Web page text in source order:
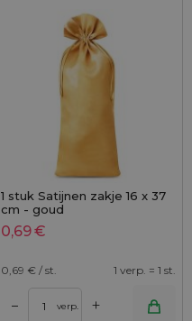
1 stuk Satijnen zakje 16 x 37
cm - goud
0,69€
0,69 € / st. 1 verp. = 1 st.
– verp. +